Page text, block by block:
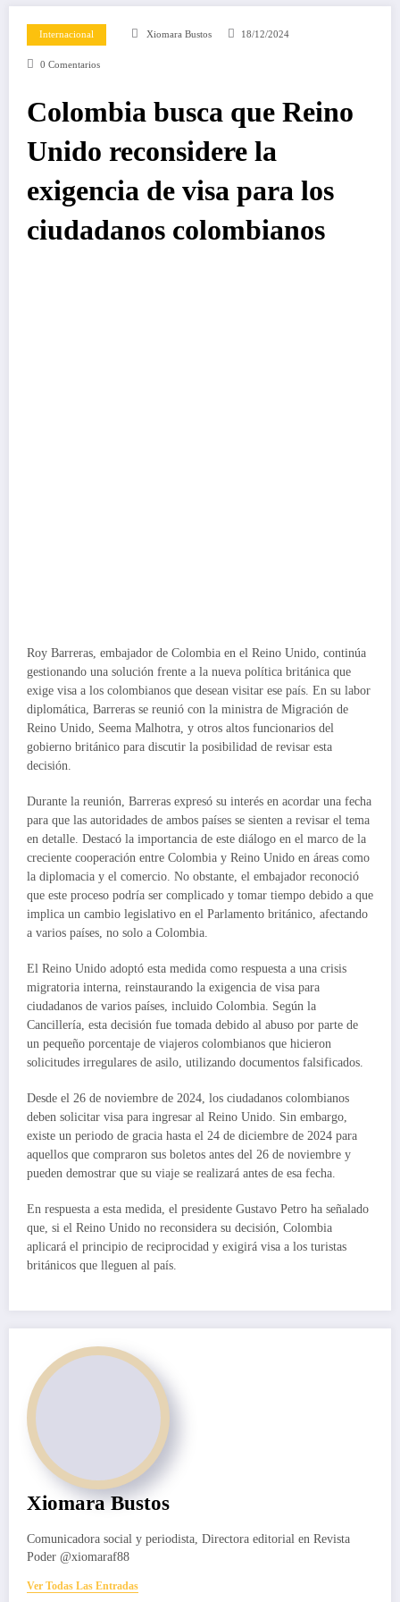
Internacional Xiomara Bustos 18/12/2024
0 Comentarios
Colombia busca que Reino
Unido reconsidere la
exigencia de visa para los
ciudadanos colombianos
Roy Barreras, embajador de Colombia en el Reino Unido, continúa
gestionando una solución frente a la nueva política británica que
exige visa a los colombianos que desean visitar ese país. En su labor
diplomática, Barreras se reunió con la ministra de Migración de
Reino Unido, Seema Malhotra, y otros altos funcionarios del
gobierno británico para discutir la posibilidad de revisar esta
decisión.
Durante la reunión, Barreras expresó su interés en acordar una fecha
para que las autoridades de ambos países se sienten a revisar el tema
en detalle. Destacó la importancia de este diálogo en el marco de la
creciente cooperación entre Colombia y Reino Unido en áreas como
la diplomacia y el comercio. No obstante, el embajador reconoció
que este proceso podría ser complicado y tomar tiempo debido a que
implica un cambio legislativo en el Parlamento británico, afectando
a varios países, no solo a Colombia.
El Reino Unido adoptó esta medida como respuesta a una crisis
migratoria interna, reinstaurando la exigencia de visa para
ciudadanos de varios países, incluido Colombia. Según la
Cancillería, esta decisión fue tomada debido al abuso por parte de
un pequeño porcentaje de viajeros colombianos que hicieron
solicitudes irregulares de asilo, utilizando documentos falsificados.
Desde el 26 de noviembre de 2024, los ciudadanos colombianos
deben solicitar visa para ingresar al Reino Unido. Sin embargo,
existe un periodo de gracia hasta el 24 de diciembre de 2024 para
aquellos que compraron sus boletos antes del 26 de noviembre y
pueden demostrar que su viaje se realizará antes de esa fecha.
En respuesta a esta medida, el presidente Gustavo Petro ha señalado
que, si el Reino Unido no reconsidera su decisión, Colombia
aplicará el principio de reciprocidad y exigirá visa a los turistas
británicos que lleguen al país.
Xiomara Bustos
Comunicadora social y periodista, Directora editorial en Revista
Poder @xiomaraf88
Ver Todas Las Entradas